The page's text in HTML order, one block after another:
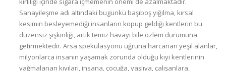
Sanayileşme adı altındaki bugünkü başıboş yığılma, kırsal
kesimin besleyemediği insanların kopup geldiği kentlerin bu
düzensiz şişkinliği, artık temiz havayı bile özlem durumuna
getirmektedir. Arsa spekülasyonu uğruna harcanan yeşil alanlar,
milyonlarca insanın yaşamak zorunda olduğu kıyı kentlerinin
yağmalanan kıyıları, insana, çocuğa, yaşlıya, çalışanlara,